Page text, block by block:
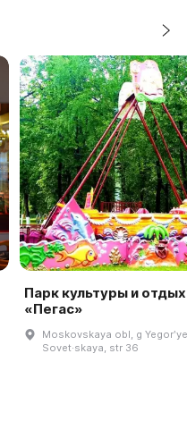
Парк культуры и
«Пегас»
Moskovskaya obl, g
Sovet·skaya, str 36